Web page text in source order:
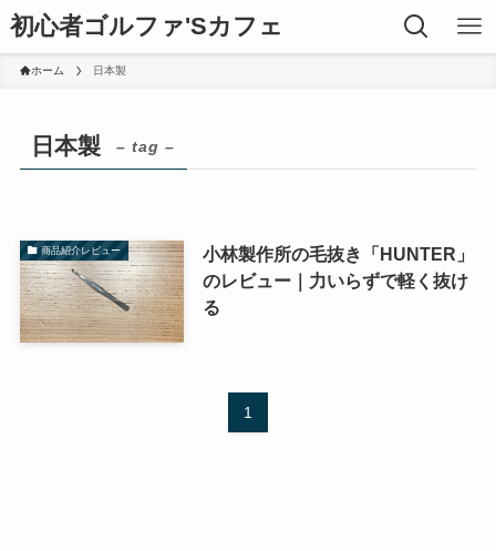
初心者ゴルファ'Sカフェ
ホーム 日本製
日本製 – tag –
商品紹介レビュー
小林製作所の毛抜き「HUNTER」
のレビュー｜力いらずで軽く抜け
る
1